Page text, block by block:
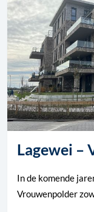
Lagewei –
In de komende
Vrouwenpolder